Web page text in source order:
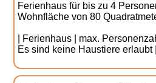
Ferienhaus für bis zu 4
Wohnfläche von 80
| Ferienhaus | max.
Es sind keine Haustiere erlaubt |